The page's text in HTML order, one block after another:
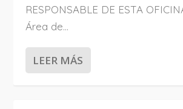
RESPONSABLE DE ESTA
Área de...
LEER MÁS